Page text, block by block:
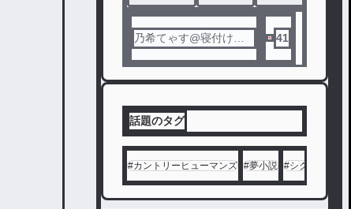
そんな
ある日
、玲央
は伊織
の秘密
てしま
それで
も伊織
乃希てゃす@寝付けな
41
話題のタグ
#カントリーヒューマンズ #夢小説 #シクフォニ